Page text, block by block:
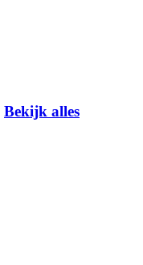
Bekijk alles